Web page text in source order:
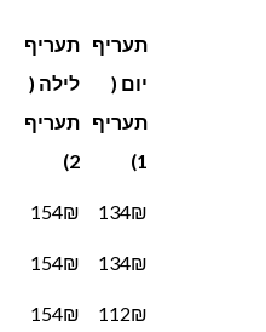
תעריף
יום (
תעריף
1)
תעריף
לילה (
תעריף
2)
134₪
154₪
134₪
154₪
112₪
154₪